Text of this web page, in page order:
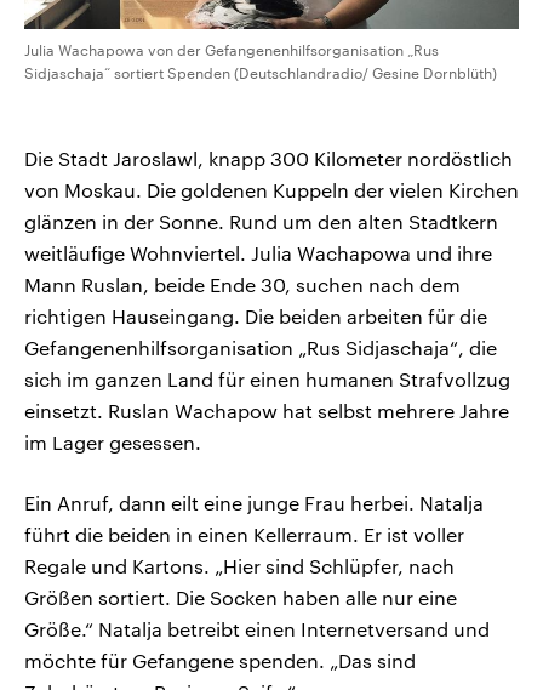
Julia Wachapowa von der Gefangenenhilfsorganisation „Rus
Sidjaschaja“ sortiert Spenden (Deutschlandradio/ Gesine Dornblüth)
Die Stadt Jaroslawl, knapp 300 Kilometer nordöstlich
von Moskau. Die goldenen Kuppeln der vielen Kirchen
glänzen in der Sonne. Rund um den alten Stadtkern
weitläufige Wohnviertel. Julia Wachapowa und ihre
Mann Ruslan, beide Ende 30, suchen nach dem
richtigen Hauseingang. Die beiden arbeiten für die
Gefangenenhilfsorganisation „Rus Sidjaschaja“, die
sich im ganzen Land für einen humanen Strafvollzug
einsetzt. Ruslan Wachapow hat selbst mehrere Jahre
im Lager gesessen.
Ein Anruf, dann eilt eine junge Frau herbei. Natalja
führt die beiden in einen Kellerraum. Er ist voller
Regale und Kartons. „Hier sind Schlüpfer, nach
Größen sortiert. Die Socken haben alle nur eine
Größe.“ Natalja betreibt einen Internetversand und
möchte für Gefangene spenden. „Das sind